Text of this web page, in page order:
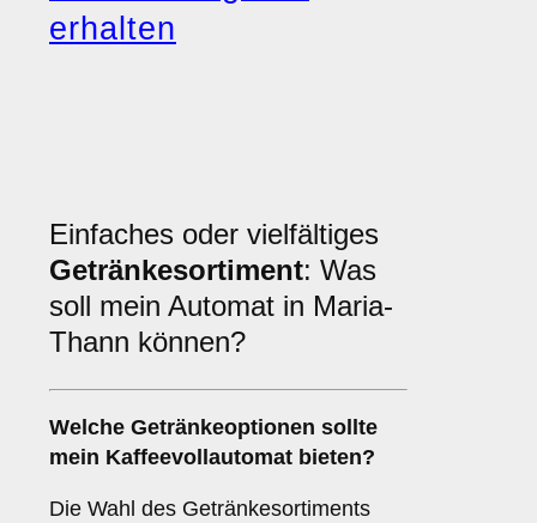
erhalten
Einfaches oder vielfältiges
Getränkesortiment: Was
soll mein Automat in Maria-
Thann können?
Welche Getränkeoptionen sollte
mein Kaffeevollautomat bieten?
Die Wahl des Getränkesortiments